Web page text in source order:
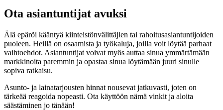
Ota asiantuntijat avuksi
Älä epäröi kääntyä kiinteistönvälittäjien tai rahoitusasiantuntijoiden
puoleen. Heillä on osaamista ja työkaluja, joilla voit löytää parhaat
vaihtoehdot. Asiantuntijat voivat myös auttaa sinua ymmärtämään
markkinoita paremmin ja opastaa sinua löytämään juuri sinulle
sopiva ratkaisu.
Asunto- ja lainatarjousten hinnat nousevat jatkuvasti, joten on
tärkeää reagoida nopeasti. Ota käyttöön nämä vinkit ja aloita
säästäminen jo tänään!